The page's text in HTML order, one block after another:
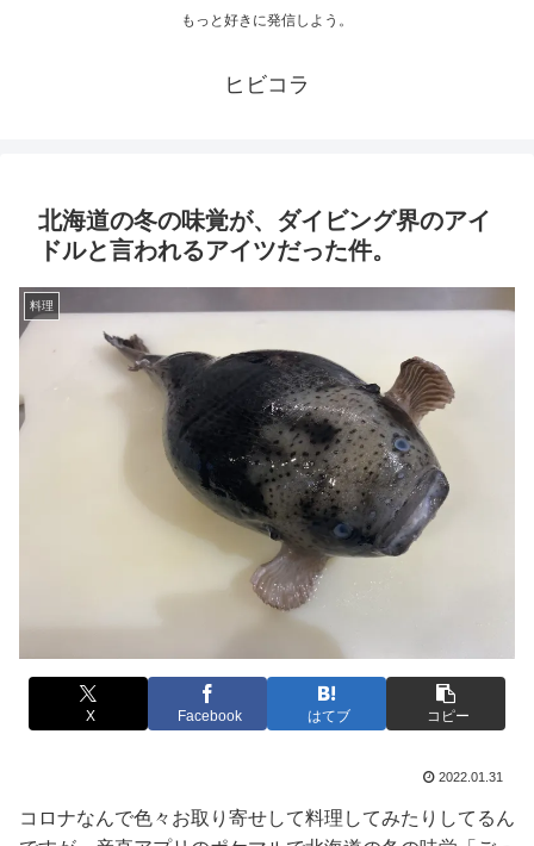
もっと好きに発信しよう。
ヒビコラ
北海道の冬の味覚が、ダイビング界のアイ
ドルと言われるアイツだった件。
料理
X Facebook はてブ コピー
2022.01.31
コロナなんで色々お取り寄せして料理してみたりしてるん